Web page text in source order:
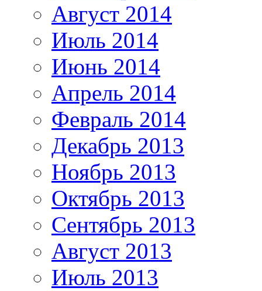
Август 2014
Июль 2014
Июнь 2014
Апрель 2014
Февраль 2014
Декабрь 2013
Ноябрь 2013
Октябрь 2013
Сентябрь 2013
Август 2013
Июль 2013